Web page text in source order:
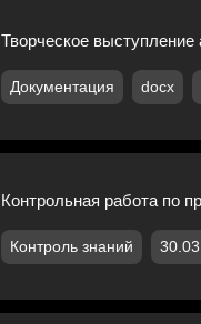
Творческое
Документация docx
Контрольная работа по
Контроль знаний